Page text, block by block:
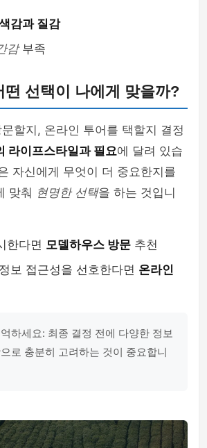
감과 질감
감부족
떤 선택이 나에게 맞을까?
할지, 온라인 투어를 택할지 결정
라이프스타일과 필요에 달려 있습
자신에게 무엇이 더 중요한지를
맞춰 현명한 선택을 하는 것입니
한다면 모델하우스 방문 추천
보 접근성을 선호한다면 온라인
하세요: 최종 결정 전에 다양한 정보
로 충분히 고려하는 것이 중요합니